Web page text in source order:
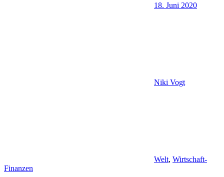
18. Juni 2020
Niki Vogt
Welt, Wirtschaft-
Finanzen